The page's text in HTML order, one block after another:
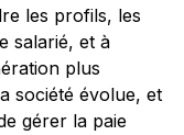
les profils, les
salarié, et à
plus
société évolue, et
gérer la paie